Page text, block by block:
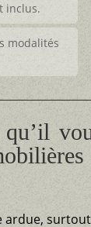
inclus.
modalités
ardue,